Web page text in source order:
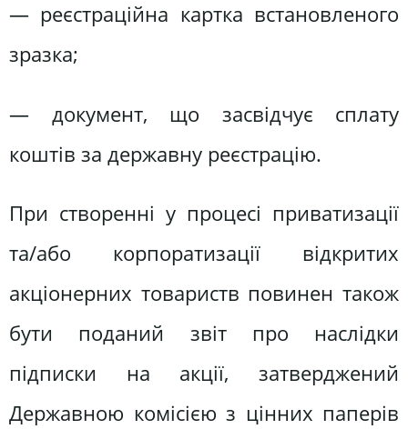
— реєстраційна картка встановленого
зразка;
— документ, що засвідчує сплату
коштів за державну реєстрацію.
При створенні у процесі приватизації
та/або корпоратизації відкритих
акціонерних товариств повинен також
бути поданий звіт про наслідки
підписки на акції, затверджений
Державною комісією з цінних паперів